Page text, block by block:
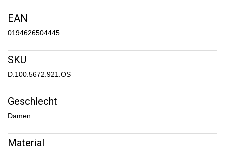
EAN
0194626504445
SKU
D.100.5672.921.OS
Geschlecht
Damen
Material